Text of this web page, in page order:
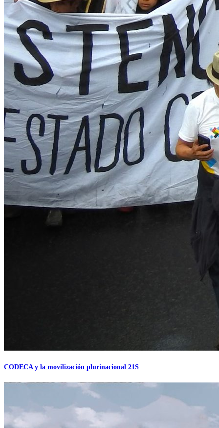
CODECA y la movilización plurinacional 21S